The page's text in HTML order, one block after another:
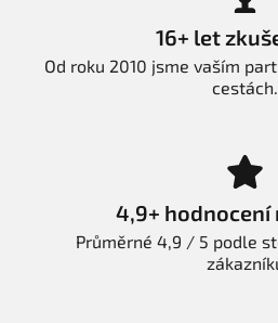
16+ let
Od roku 2010 jsme vaším
cestách.
4,9+ hodnocení
Průměrné 4,9 / 5 podle